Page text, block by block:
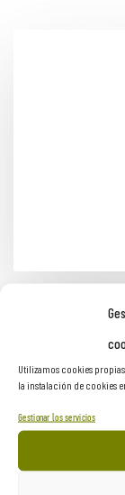
Utilizamos cookies
la instalación de cookies
Gestionar los servicios